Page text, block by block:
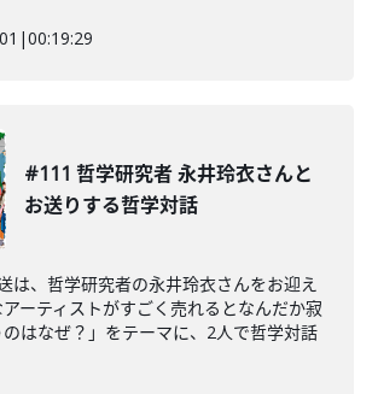
|00:19:29
#111 哲学研究者 永井玲衣さんと
お送りする哲学対話
は、哲学研究者の永井玲衣さんをお迎え
ーティストがすごく売れるとなんだか寂
のはなぜ？」をテーマに、2人で哲学対話